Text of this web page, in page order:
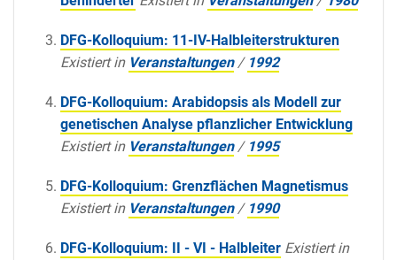
DFG-Kolloquium: 11-IV-Halbleiterstrukturen
Existiert in Veranstaltungen / 1992
DFG-Kolloquium: Arabidopsis als Modell zur
genetischen Analyse pflanzlicher Entwicklung
Existiert in Veranstaltungen / 1995
DFG-Kolloquium: Grenzflächen Magnetismus
Existiert in Veranstaltungen / 1990
DFG-Kolloquium: II - VI - Halbleiter Existiert in